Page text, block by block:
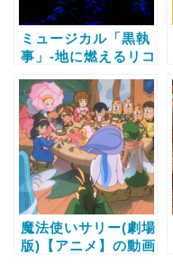
ミュージカル「黒執
事」‐地に燃えるリコ
メ】の動画配信サー
ビス比較と無料で全
話視聴する方法
魔法使いサリー(劇場
版)【アニメ】の動画